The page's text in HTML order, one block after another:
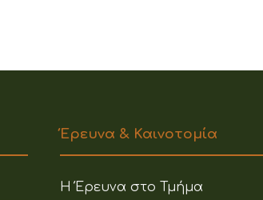
Έρευνα & Καινοτομία
Η Έρευνα στο Τμήμα